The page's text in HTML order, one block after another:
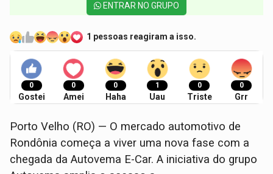
ENTRAR NO GRUPO
1 pessoas reagiram a isso.
0
Gostei
0
Amei
0
Haha
1
Uau
0
Triste
0
Grr
Porto Velho (RO) — O mercado automotivo de
Rondônia começa a viver uma nova fase com a
chegada da Autovema E-Car. A iniciativa do grupo